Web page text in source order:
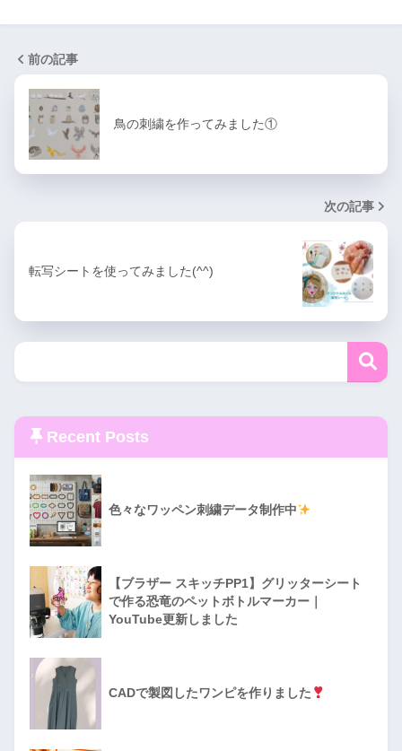
前の記事
鳥の刺繍を作ってみました①
次の記事
転写シートを使ってみました(^^)
Recent Posts
色々なワッペン刺繍データ制作中
【ブラザー スキッチPP1】グリッターシート
で作る恐竜のペットボトルマーカー｜
YouTube更新しました
CADで製図したワンピを作りました